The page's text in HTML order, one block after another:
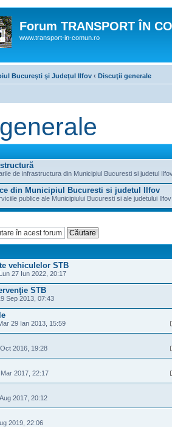
Forum TRANSPORT ÎN
www.transport-in-comun.ro
Bucureşti şi Judeţul Ilfov ‹ Discuţii generale
de infrastructura din Municipiul Bucuresti si judetul
din Municipiul Bucuresti si judetul Ilfov
publice ale Municipiului Bucuresti si ale judetului Ilfov
vehiculelor STB
27 Iun 2022, 20:17
STB
Sep 2013, 07:43
29 Ian 2013, 15:59
2016, 19:28
2017, 22:17
2017, 20:12
2019, 22:06